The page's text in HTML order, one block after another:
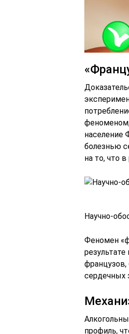
население
болезнью
на то, что
Научно-
Феномен
французов,
сердечных
профиль,